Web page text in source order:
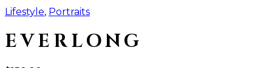
Lifestyle, Portraits
EVERLONG